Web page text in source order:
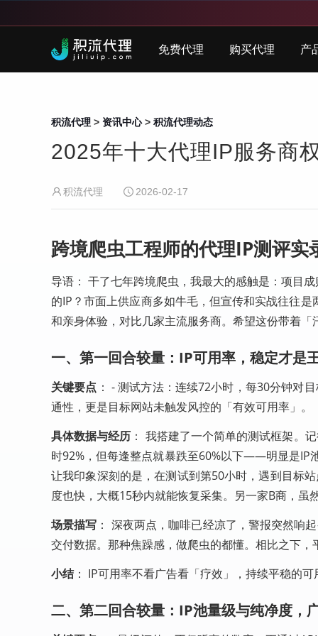
免费代理 购买代理 产
积流代理 > 资讯中心> 积流代理动态
2025年十大代理IP服务商
积流代理 2026-02-17
跨境爬虫工程师的代理IP测评
导语： 干了七年跨境爬虫，我最大的感触是：项目
的IP？市面上供应商多如牛毛，但宣传和实战往往
和亲身体验，对比几家主流服务商。希望这份带着
一、第一回合较量：IP可用率，稳定才是
关键要点 ： - 测试方法：连续72小时，每30分钟对
通性，更是目标网站未触发风控的「有效可用率」。
具体数据与经历 ： 我搭建了一个简单的测试框架。
时92%，但每逢整点就暴跌至60%以下——明显是IP
让我印象深刻的是，在测试到第50小时，遇到目标
度也快，大概15秒内就能恢复采集。另一家B商，
场景描写 ： 深夜两点，咖啡已经凉了，警报突然
交付数据。那种焦躁感，做爬虫的都懂。相比之下
小结： IP可用率不看广告看「疗效」，持续平稳的
二、第二回合较量：IP池量级与纯净度，